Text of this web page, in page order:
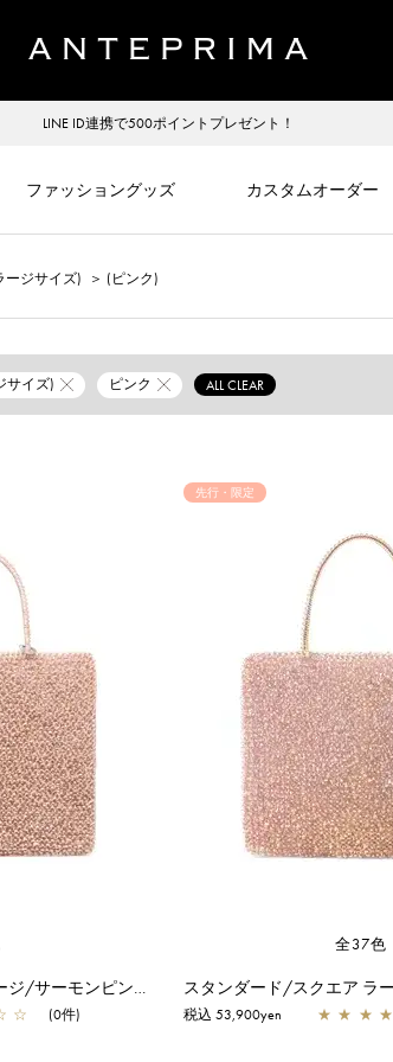
LINE ID連携で500ポイントプレゼント！
ファッショングッズ カスタムオーダー
ジサイズ) ＞ (ピンク)
サイズ) ピンク ALL CLEAR
スタンダード/スクエア ラージ/サーモンピンク アルボルド
☆ (0件)
先行・限定
全37色
税込 53,900yen ★ ★ ★ ★